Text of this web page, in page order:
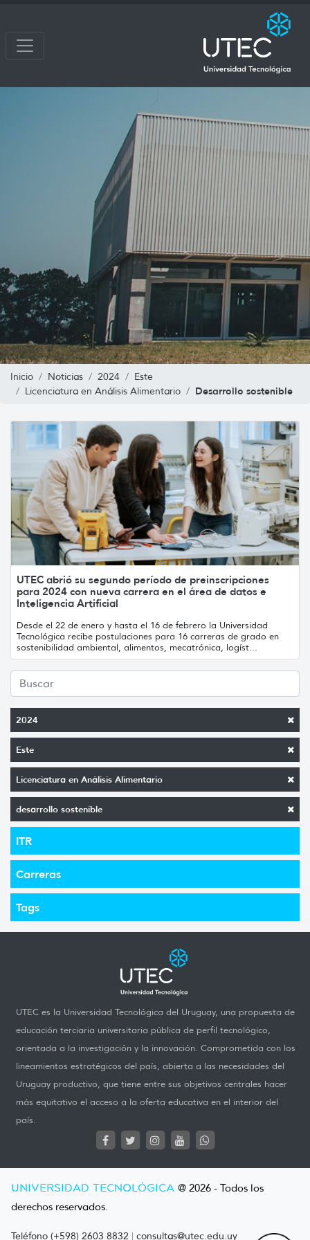
Inicio Noticias 2024
Este
Licenciatura en Análisis Alimentario
Desarrollo sostenible
2024
Este
Licenciatura en Análisis Alimentario
desarrollo sostenible
ITR
Carreras
Tags
UTEC abrió su segundo período de preinscripciones
para 2024 con nueva carrera en el área de datos e
Inteligencia Artificial
Desde el 22 de enero y hasta el 16 de febrero la Universidad
Tecnológica recibe postulaciones para 16 carreras de grado en
sostenibilidad ambiental, alimentos, mecatrónica, logíst...
UTEC es la Universidad Tecnológica del Uruguay, una propuesta de
educación terciaria universitaria pública de perfil tecnológico,
orientada a la investigación y la innovación. Comprometida con los
lineamientos estratégicos del país, abierta a las necesidades del
Uruguay productivo, que tiene entre sus objetivos centrales hacer
más equitativo el acceso a la oferta educativa en el interior del
país.
UNIVERSIDAD TECNOLÓGICA @ 2026 - Todos los
derechos reservados.
Teléfono (+598) 2603 8832 | consultas@utec.edu.uy